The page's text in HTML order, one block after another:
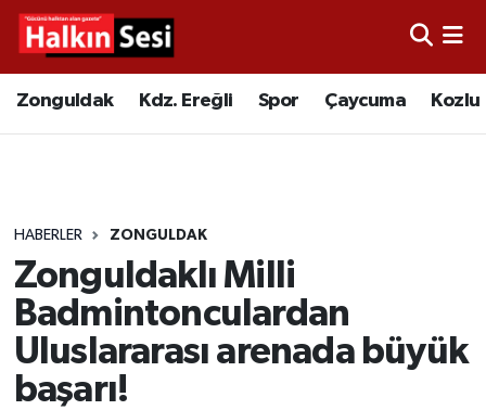
Zonguldak Kdz. Ereğli Spor Çaycuma Kozlu
HABERLER ZONGULDAK
Zonguldaklı Milli
Badmintonculardan
Uluslararası arenada büyük
başarı!
Video
Çaycuma
Alaplı
Asayiş
Merkez Hava Durumu
Tüm Manşetler
Son Dakika Haberleri